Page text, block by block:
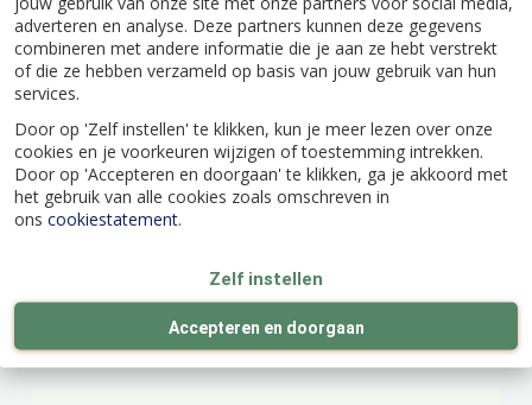
adverteren en analyse. Deze partners kunnen deze gegevens
combineren met andere informatie die je aan ze hebt verstrekt
of die ze hebben verzameld op basis van jouw gebruik van hun
services.
Door op 'Zelf instellen' te klikken, kun je meer lezen over onze
cookies en je voorkeuren wijzigen of toestemming intrekken.
Door op 'Accepteren en doorgaan' te klikken, ga je akkoord met
het gebruik van alle cookies zoals omschreven in
ons cookiestatement.
Zelf instellen
Accepteren en doorgaan
Merk Lemax
Lengte (cm) 17
Breedte (cm)
5.9
Materiaal Hars